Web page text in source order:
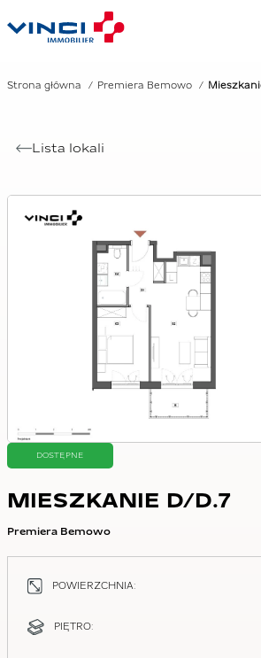
Strona główna Premiera Bemowo
Lista lokali
DOSTĘPNE
MIESZKANIE D/D.7
Premiera Bemowo
POWIERZCHNIA:
PIĘTRO: